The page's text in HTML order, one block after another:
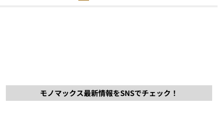
モノマックス最新情報をSNSでチェック！